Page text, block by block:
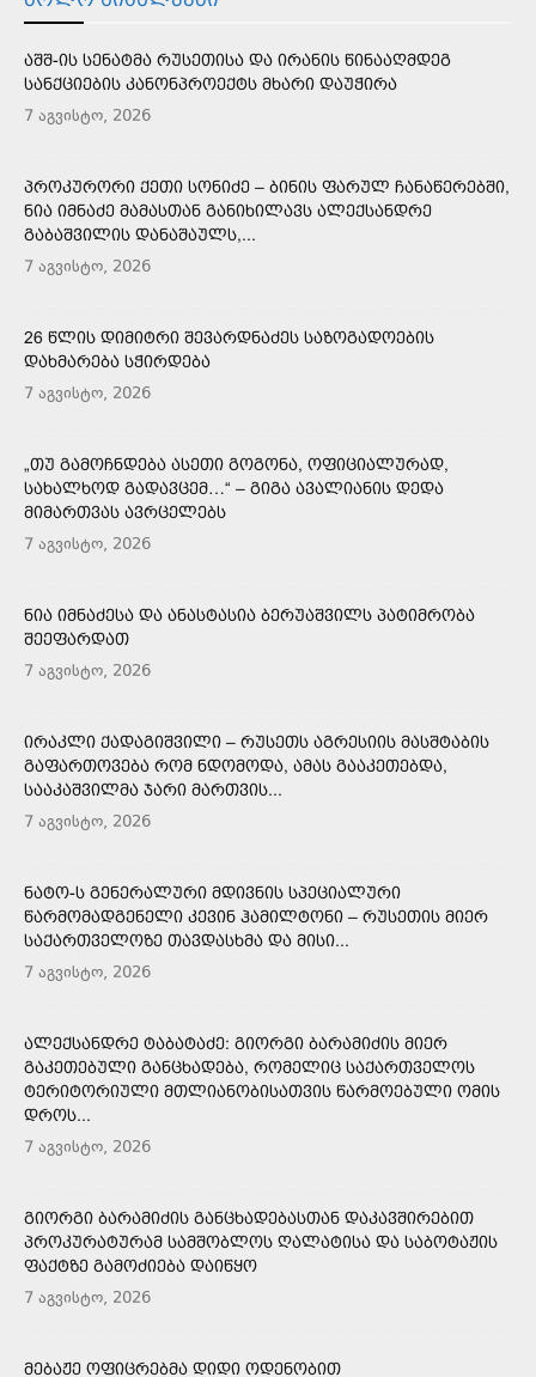
ᲐᲨᲨ-ᲘᲡ ᲡᲔᲜᲐᲢᲛᲐ ᲠᲣᲡᲔᲗᲘᲡᲐ ᲓᲐ ᲘᲠᲐᲜᲘᲡ ᲬᲘᲜᲐᲐᲦᲛᲓᲔᲒ
ᲡᲐᲜᲥᲪᲘᲔᲑᲘᲡ ᲙᲐᲜᲝᲜᲞᲠᲝᲔᲥᲢᲡ ᲛᲮᲐᲠᲘ ᲓᲐᲣᲭᲘᲠᲐ
7 აგვისტო, 2026
ᲞᲠᲝᲙᲣᲠᲝᲠᲘ ᲥᲔᲗᲘ ᲡᲝᲜᲘᲫᲔ – ᲑᲘᲜᲘᲡ ᲤᲐᲠᲣᲚ ᲩᲐᲜᲐᲬᲔᲠᲔᲑᲨᲘ,
ᲜᲘᲐ ᲘᲛᲜᲐᲫᲔ ᲛᲐᲛᲐᲡᲗᲐᲜ ᲒᲐᲜᲘᲮᲘᲚᲐᲕᲡ ᲐᲚᲔᲥᲡᲐᲜᲓᲠᲔ
ᲒᲐᲑᲐᲨᲕᲘᲚᲘᲡ ᲓᲐᲜᲐᲨᲐᲣᲚᲡ,...
7 აგვისტო, 2026
26 ᲬᲚᲘᲡ ᲓᲘᲛᲘᲢᲠᲘ ᲨᲔᲕᲐᲠᲓᲜᲐᲫᲔᲡ ᲡᲐᲖᲝᲒᲐᲓᲝᲔᲑᲘᲡ
ᲓᲐᲮᲛᲐᲠᲔᲑᲐ ᲡᲭᲘᲠᲓᲔᲑᲐ
7 აგვისტო, 2026
„ᲗᲣ ᲒᲐᲛᲝᲩᲜᲓᲔᲑᲐ ᲐᲡᲔᲗᲘ ᲒᲝᲒᲝᲜᲐ, ᲝᲤᲘᲪᲘᲐᲚᲣᲠᲐᲓ,
ᲡᲐᲮᲐᲚᲮᲝᲓ ᲒᲐᲓᲐᲕᲪᲔᲛ…“ – ᲒᲘᲒᲐ ᲐᲕᲐᲚᲘᲐᲜᲘᲡ ᲓᲔᲓᲐ
ᲛᲘᲛᲐᲠᲗᲕᲐᲡ ᲐᲕᲠᲪᲔᲚᲔᲑᲡ
7 აგვისტო, 2026
ᲜᲘᲐ ᲘᲛᲜᲐᲫᲔᲡᲐ ᲓᲐ ᲐᲜᲐᲡᲢᲐᲡᲘᲐ ᲑᲔᲠᲣᲐᲨᲕᲘᲚᲡ ᲞᲐᲢᲘᲛᲠᲝᲑᲐ
ᲨᲔᲔᲤᲐᲠᲓᲐᲗ
7 აგვისტო, 2026
ᲘᲠᲐᲙᲚᲘ ᲥᲐᲓᲐᲒᲘᲨᲕᲘᲚᲘ – ᲠᲣᲡᲔᲗᲡ ᲐᲒᲠᲔᲡᲘᲘᲡ ᲛᲐᲡᲨᲢᲐᲑᲘᲡ
ᲒᲐᲤᲐᲠᲗᲝᲕᲔᲑᲐ ᲠᲝᲛ ᲜᲓᲝᲛᲝᲓᲐ, ᲐᲛᲐᲡ ᲒᲐᲐᲙᲔᲗᲔᲑᲓᲐ,
ᲡᲐᲐᲙᲐᲨᲕᲘᲚᲛᲐ ᲯᲐᲠᲘ ᲛᲐᲠᲗᲕᲘᲡ...
7 აგვისტო, 2026
ᲜᲐᲢᲝ-Ს ᲒᲔᲜᲔᲠᲐᲚᲣᲠᲘ ᲛᲓᲘᲕᲜᲘᲡ ᲡᲞᲔᲪᲘᲐᲚᲣᲠᲘ
ᲬᲐᲠᲛᲝᲛᲐᲓᲒᲔᲜᲔᲚᲘ ᲙᲔᲕᲘᲜ ᲰᲐᲛᲘᲚᲢᲝᲜᲘ – ᲠᲣᲡᲔᲗᲘᲡ ᲛᲘᲔᲠ
ᲡᲐᲥᲐᲠᲗᲕᲔᲚᲝᲖᲔ ᲗᲐᲕᲓᲐᲡᲮᲛᲐ ᲓᲐ ᲛᲘᲡᲘ...
7 აგვისტო, 2026
ᲐᲚᲔᲥᲡᲐᲜᲓᲠᲔ ᲢᲐᲑᲐᲢᲐᲫᲔ: ᲒᲘᲝᲠᲒᲘ ᲑᲐᲠᲐᲛᲘᲫᲘᲡ ᲛᲘᲔᲠ
ᲒᲐᲙᲔᲗᲔᲑᲣᲚᲘ ᲒᲐᲜᲪᲮᲐᲓᲔᲑᲐ, ᲠᲝᲛᲔᲚᲘᲪ ᲡᲐᲥᲐᲠᲗᲕᲔᲚᲝᲡ
ᲢᲔᲠᲘᲢᲝᲠᲘᲣᲚᲘ ᲛᲗᲚᲘᲐᲜᲝᲑᲘᲡᲐᲗᲕᲘᲡ ᲬᲐᲠᲛᲝᲔᲑᲣᲚᲘ ᲝᲛᲘᲡ
ᲓᲠᲝᲡ...
7 აგვისტო, 2026
ᲒᲘᲝᲠᲒᲘ ᲑᲐᲠᲐᲛᲘᲫᲘᲡ ᲒᲐᲜᲪᲮᲐᲓᲔᲑᲐᲡᲗᲐᲜ ᲓᲐᲙᲐᲕᲨᲘᲠᲔᲑᲘᲗ
ᲞᲠᲝᲙᲣᲠᲐᲢᲣᲠᲐᲛ ᲡᲐᲛᲨᲝᲑᲚᲝᲡ ᲦᲐᲚᲐᲢᲘᲡᲐ ᲓᲐ ᲡᲐᲑᲝᲢᲐᲟᲘᲡ
ᲤᲐᲥᲢᲖᲔ ᲒᲐᲛᲝᲫᲘᲔᲑᲐ ᲓᲐᲘᲬᲧᲝ
7 აგვისტო, 2026
ᲛᲔᲑᲐᲟᲔ ᲝᲤᲘᲪᲠᲔᲑᲛᲐ ᲓᲘᲓᲘ ᲝᲓᲔᲜᲝᲑᲘᲗ